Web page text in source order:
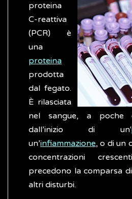
proteina
C-reattiva
(PCR) è
una
proteina
prodotta
dal fegato.
È rilasciata
nel sangue, a poche
dall’inizio di un'
un’infiammazione, o di un
concentrazioni
precedono la comparsa di
altri disturbi.